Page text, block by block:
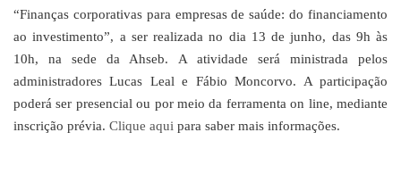
“Finanças corporativas para empresas de saúde: do financiamento
ao investimento”, a ser realizada no dia 13 de junho, das 9h às
10h, na sede da Ahseb. A atividade será ministrada pelos
administradores Lucas Leal e Fábio Moncorvo. A participação
poderá ser presencial ou por meio da ferramenta on line, mediante
inscrição prévia. Clique aqui para saber mais informações.